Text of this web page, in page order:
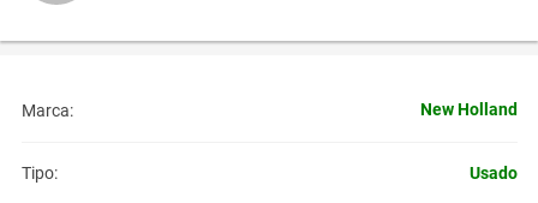
Marca: New Holland
Tipo: Usado